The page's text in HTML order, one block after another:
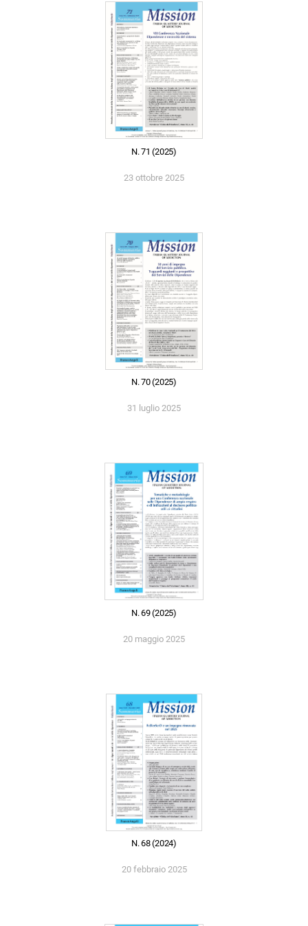
N. 71 (2025)
23 ottobre 2025
N. 70 (2025)
31 luglio 2025
N. 69 (2025)
20 maggio 2025
N. 68 (2024)
20 febbraio 2025